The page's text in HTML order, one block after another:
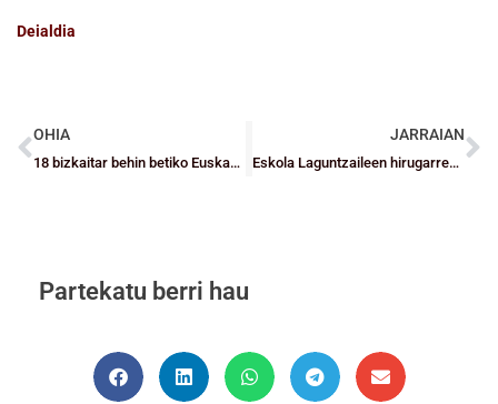
Deialdia
OHIA
18 bizkaitar behin betiko Euskadiko Selekzioetan
JARRAIAN
Eskola Laguntzaileen hirugarren formakuntza saioa burutuko dugu Escolapiosen
Partekatu berri hau